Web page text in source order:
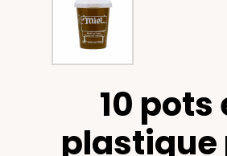
10 pots
plastique